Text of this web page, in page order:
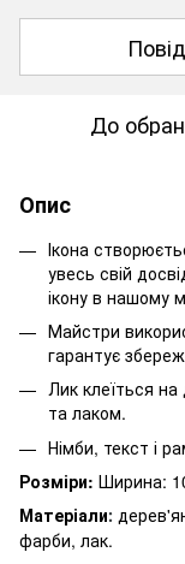
До
Опис
Ікона
увесь свій
ікону в нашому
Майстри
гарантує
Лик клеїться
та лаком.
Німби, текст і
Розміри: Ширина:
Матеріали:
фарби, лак.